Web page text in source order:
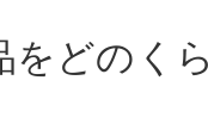
をどのく